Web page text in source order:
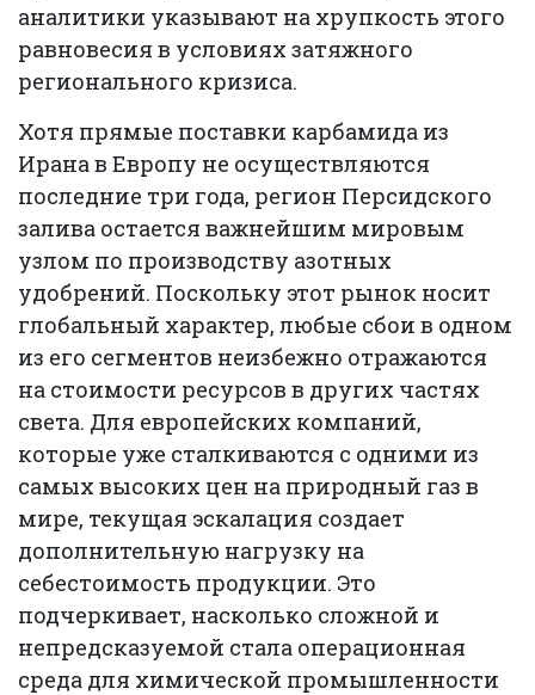
аналитики указывают на хрупкость этого
равновесия в условиях затяжного
регионального кризиса.
Хотя прямые поставки карбамида из
Ирана в Европу не осуществляются
последние три года, регион Персидского
залива остается важнейшим мировым
узлом по производству азотных
удобрений. Поскольку этот рынок носит
глобальный характер, любые сбои в одном
из его сегментов неизбежно отражаются
на стоимости ресурсов в других частях
света. Для европейских компаний,
которые уже сталкиваются с одними из
самых высоких цен на природный газ в
мире, текущая эскалация создает
дополнительную нагрузку на
себестоимость продукции. Это
подчеркивает, насколько сложной и
непредсказуемой стала операционная
среда для химической промышленности